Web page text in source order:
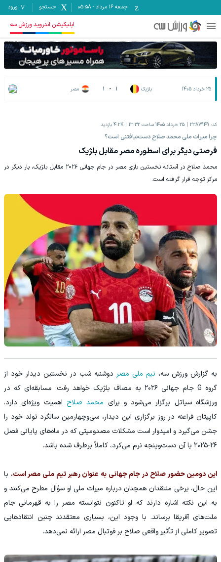
جمعه ۱۶ مرداد -
05:58 جستجو ورود
اپلیکیشن اندروید ورزش سه
25 خرداد 1405 بلژیک 1
-
1 مصر
کد: 2387949 25 خرداد 1405 ساعت 13:32 4.2K بازدید
چرا میراث ملی محمد صلاح دست‌نیافتنی است؟
فرصتی دیگر برای اسطوره مصر مقابل بلژیک
محمد صلاح در آستانه نخستین بازی مصر در جام جهانی ۲۰۲۶ مقابل بلژیک، بار دیگر در
مرکز توجه قرار گرفته است.
به گزارش ورزش سه، تیم ملی مصر دوشنبه شب در نخستین دیدار خود از
گروه G جام جهانی ۲۰۲۶ به مصاف بلژیک خواهد رفت؛ مسابقه‌ای که در
ورزشگاه سیاتل برگزار می‌شود و برای محمد صلاح اهمیت ویژه‌ای دارد.
کاپیتان فراعنه در روز برگزاری این دیدار، سی‌وچهارمین سالگرد تولد خود را
جشن می‌گیرد و امیدوار است مشکلات مصدومیتی که در ماه‌های پایانی فصل
۲۶-۲۰۲۵ با آن دست‌وپنجه نرم می‌کرد، کاملاً برطرف شده باشد.
این دومین حضور صلاح در جام جهانی به عنوان رهبر تیم ملی مصر است. با
این حال، برخی منتقدان همچنان درباره میراث ملی او سؤال مطرح می‌کنند و
به این نکته اشاره دارند که او تاکنون نتوانسته مصر را به قهرمانی جام
ملت‌های آفریقا برساند. با وجود این، بسیاری معتقدند چنین انتقادهایی
تصویر کاملی از تأثیر واقعی صلاح بر فوتبال مصر ارائه نمی‌دهد.